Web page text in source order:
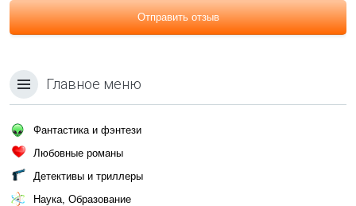
Отправить отзыв
Главное меню
Фантастика и фэнтези
Любовные романы
Детективы и триллеры
Наука, Образование